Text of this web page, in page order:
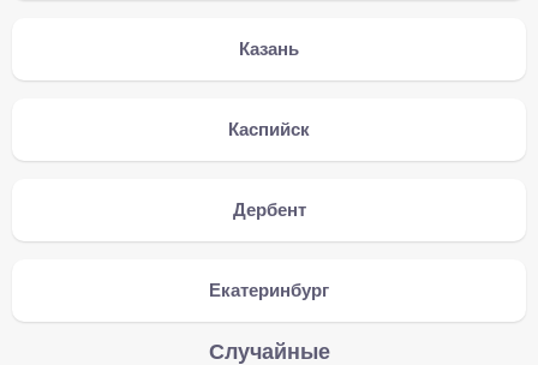
Казань
Каспийск
Дербент
Екатеринбург
Случайные